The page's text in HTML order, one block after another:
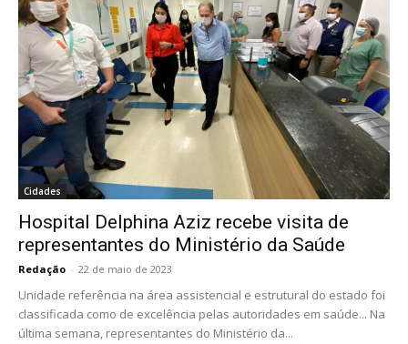
Cidades
Hospital Delphina Aziz recebe visita de
representantes do Ministério da Saúde
Redação - 22 de maio de 2023
Unidade referência na área assistencial e estrutural do estado foi
classificada como de excelência pelas autoridades em saúde... Na
última semana, representantes do Ministério da...